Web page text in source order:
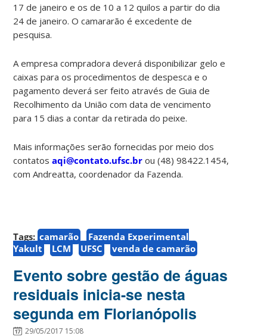
17 de janeiro e os de 10 a 12 quilos a partir do dia
24 de janeiro. O camararão é excedente de
pesquisa.
A empresa compradora deverá disponibilizar gelo e
caixas para os procedimentos de despesca e o
pagamento deverá ser feito através de Guia de
Recolhimento da União com data de vencimento
para 15 dias a contar da retirada do peixe.
Mais informações serão fornecidas por meio dos
contatosaqi@contato.ufsc.br ou (48) 98422.1454,
com Andreatta, coordenador da Fazenda.
Tags: camarão
Fazenda Experimental
Yakult
LCM UFSC venda de camarão
Evento sobre gestão de águas
residuais inicia-se nesta
segunda em Florianópolis
29/05/2017 15:08